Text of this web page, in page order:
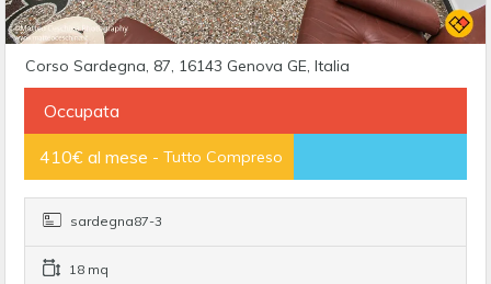
Corso Sardegna, 87, 16143 Genova GE, Italia
Occupata
410€ al mese - Tutto Compreso
sardegna87-3
18 mq